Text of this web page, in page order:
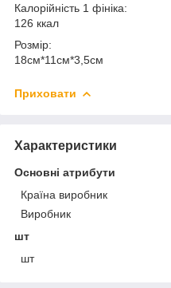
Калорійність 1 фініка:
126 ккал
Розмір:
18см*11см*3,5см
Приховати
Характеристики
Основні атрибути
Країна виробник
Виробник
шт
шт